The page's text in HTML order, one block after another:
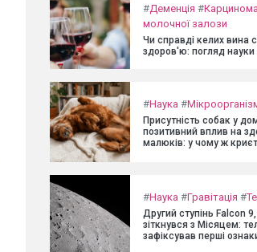
#Деменція #Карцинома
молочної залози
Чи справді келих вина
здоров'ю: погляд
#Наука #
Присутність собак у
позитивний вплив на
малюків: у чому ж
#Наука #Гравітація #
Другий ступінь Falcon
зіткнувся з Місяцем:
зафіксував перші